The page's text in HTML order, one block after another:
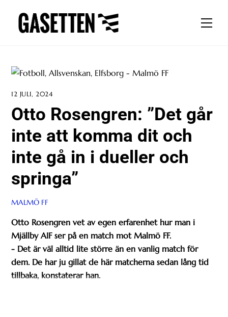
content
12 JULI, 2024
Otto Rosengren: ”Det går
inte att komma dit och
inte gå in i dueller och
springa”
MALMÖ FF
Otto Rosengren vet av egen erfarenhet hur man i
Mjällby AIF ser på en match mot Malmö FF.
- Det är väl alltid lite större än en vanlig match för
dem. De har ju gillat de här matcherna sedan lång tid
tillbaka, konstaterar han.